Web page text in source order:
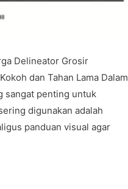
Delineator Grosir
dan Tahan Lama Dalam
sangat penting untuk
digunakan adalah
panduan visual agar